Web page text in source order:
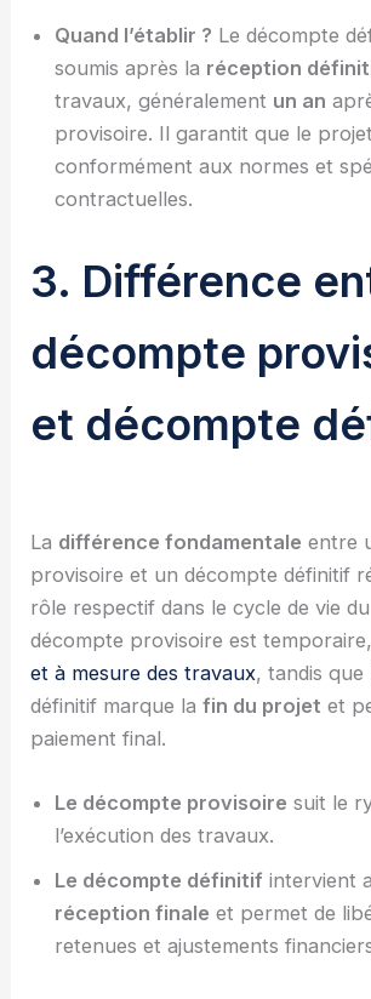
Quand l’établir ? Le décompte
soumis après la réception
travaux, généralement un an
provisoire. Il garantit que le
conformément aux normes et
contractuelles.
3. Différence
décompte
et décompte
La différence fondamentale entre
provisoire et un décompte définitif
rôle respectif dans le cycle de vie
décompte provisoire est
et à mesure des travaux, tandis que
définitif marque lafin du projet et
paiement final.
Le décompte provisoire suit le
l’exécution des travaux.
Le décompte définitif intervient
réception finale et permet de
retenues et ajustements